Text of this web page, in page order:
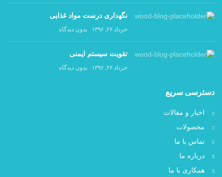
نگهداری درست مواد غذایی
خرداد ۲۶, ۱۳۹۶ بدون دیدگاه
تقویت سیستم ایمنی
خرداد ۲۶, ۱۳۹۶ بدون دیدگاه
دسترسی سریع
اخبار و مقالات
محصولات
تماس با ما
درباره ما
همکاری با ما